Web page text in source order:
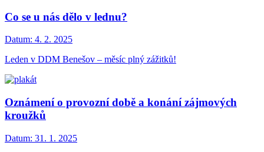
Co se u nás dělo v lednu?
Datum: 4. 2. 2025
Leden v DDM Benešov – měsíc plný zážitků!
Oznámení o provozní době a konání zájmových
kroužků
Datum: 31. 1. 2025